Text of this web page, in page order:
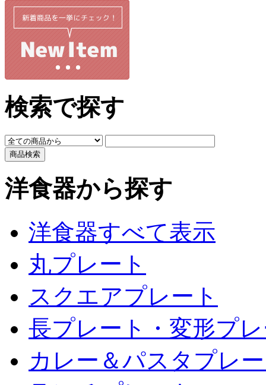
検索で探す
洋食器から探す
洋食器すべて表示
丸プレート
スクエアプレート
長プレート・変形プ
カレー＆パスタプレ